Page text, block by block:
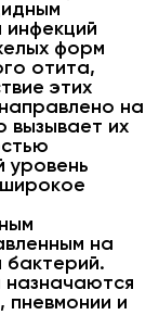
инфекций
форм
отита,
этих
на
вызывает их
уровень
на
назначаются
пневмонии и